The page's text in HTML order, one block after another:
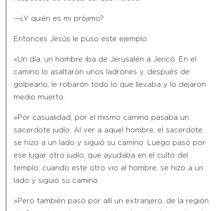
—¿Y quién es mi prójimo?
Entonces Jesús le puso este ejemplo:
«Un día, un hombre iba de Jerusalén a Jericó. En el
camino lo asaltaron unos ladrones y, después de
golpearlo, le robaron todo lo que llevaba y lo dejaron
medio muerto.
»Por casualidad, por el mismo camino pasaba un
sacerdote judío. Al ver a aquel hombre, el sacerdote
se hizo a un lado y siguió su camino. Luego pasó por
ese lugar otro judío, que ayudaba en el culto del
templo; cuando este otro vio al hombre, se hizo a un
lado y siguió su camino.
»Pero también pasó por allí un extranjero, de la región